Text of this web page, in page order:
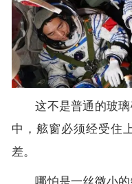
这不是普通的玻璃
中，舷窗必须经受住
差。
哪怕是一丝微小的